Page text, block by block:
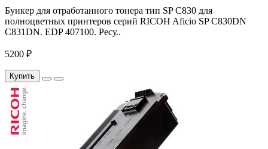
Бункер для отработанного тонера тип SP C830 для
полноцветных принтеров серий RICOH Aficio SP C830DN
C831DN. EDP 407100. Ресу..
5200 ₽
Купить